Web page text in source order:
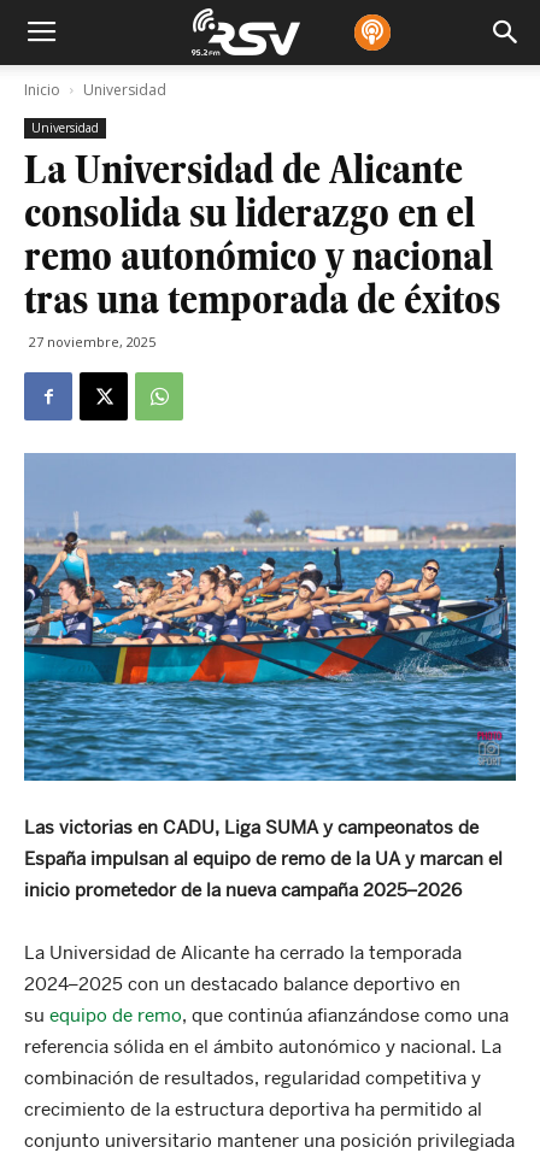
Inicio Universidad
Universidad
La Universidad de Alicante
consolida su liderazgo en el
remo autonómico y nacional
tras una temporada de éxitos
27 noviembre, 2025
Las victorias en CADU, Liga SUMA y campeonatos de
España impulsan al equipo de remo de la UA y marcan el
inicio prometedor de la nueva campaña 2025–2026
La Universidad de Alicante ha cerrado la temporada
2024–2025 con un destacado balance deportivo en
su equipo de remo, que continúa afianzándose como una
referencia sólida en el ámbito autonómico y nacional. La
combinación de resultados, regularidad competitiva y
crecimiento de la estructura deportiva ha permitido al
conjunto universitario mantener una posición privilegiada